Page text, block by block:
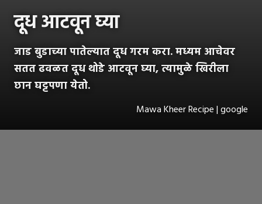
दूध आटवून घ्या
जाड बुडाच्या पातेल्यात दूध गरम करा. मध्यम आचेवर
सतत ढवळत दूध थोडे आटवून घ्या, त्यामुळे खिरीला
छान घट्टपणा येतो.
Mawa Kheer Recipe | google